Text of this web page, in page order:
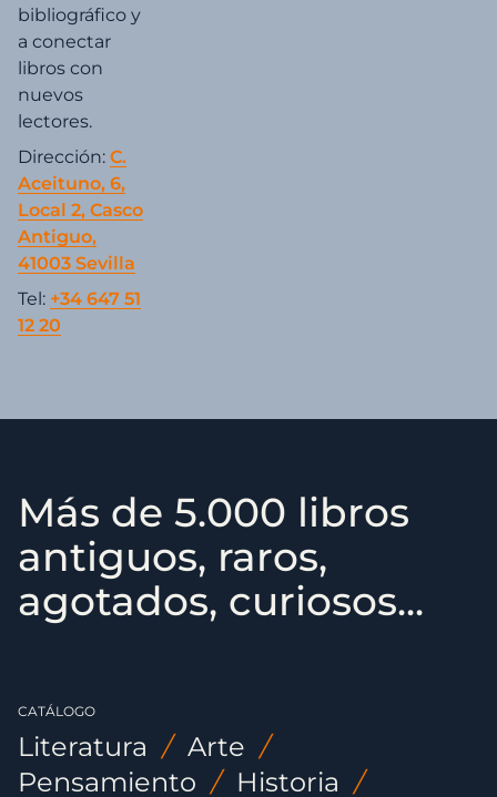
bibliográfico y
a conectar
libros con
nuevos
lectores.
Dirección: C.
Aceituno, 6,
Local 2, Casco
Antiguo,
41003 Sevilla
Tel: +34 647 51
12 20
Más de 5.000 libros
antiguos, raros,
agotados, curiosos...
CATÁLOGO
Literatura / Arte /
Pensamiento / Historia /